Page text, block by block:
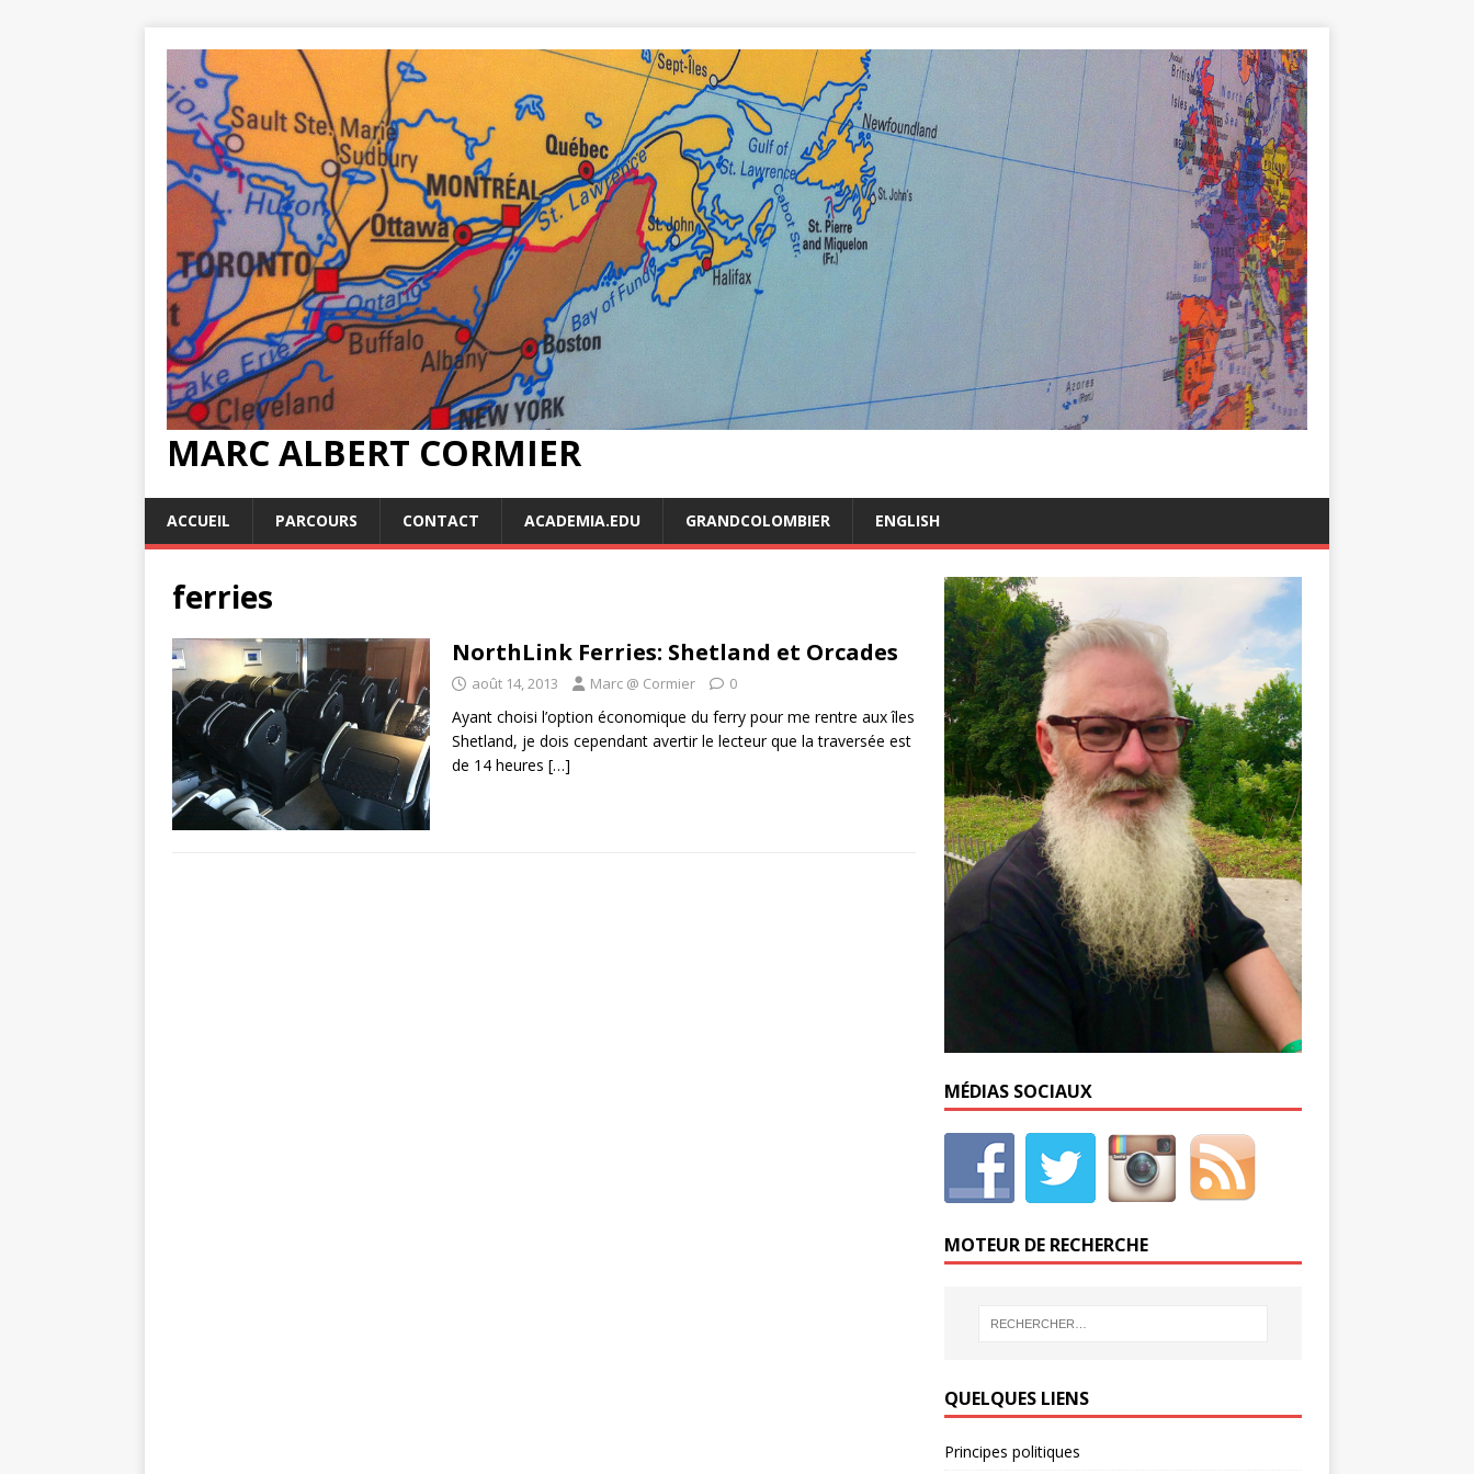
MARC ALBERT CORMIER
ACCUEIL PARCOURS CONTACT ACADEMIA.EDU GRANDCOLOMBIER ENGLISH
ferries
NorthLink Ferries: Shetland et Orcades
août 14, 2013 Marc @ Cormier 0
Ayant choisi l’option économique du ferry pour me rentre aux îles
Shetland, je dois cependant avertir le lecteur que la traversée est
de 14 heures […]
MÉDIAS SOCIAUX
MOTEUR DE RECHERCHE
QUELQUES LIENS
Principes politiques